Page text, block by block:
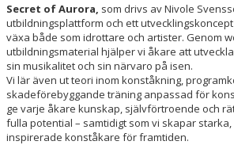
MALMÖ KONSTÅKNINGSKLUBB
SPONSRING
OM OLYCKAN ÄR FRAMME
LÄGER OCH KURSER MED VÅRA TRÄNARE
Secret of Aurora, som drivs av Nivole
utbildningsplattform och ett
växa både som idrottare och artister. Genom
utbildningsmaterial hjälper vi åkare att
sin musikalitet och sin närvaro på isen.
Vi lär även ut teori inom konståkning,
skadeförebyggande träning anpassad för
ge varje åkare kunskap, självförtroende och
fulla potential – samtidigt som vi skapar
inspirerade konståkare för framtiden.